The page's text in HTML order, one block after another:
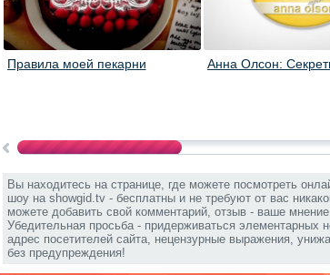
Правила моей пекарни Анна Олсон:
Вы находитесь на странице, где можете посмотреть
шоу на showgid.tv - бесплатны и не требуют от вас
можете добавить свой комментарий, отзыв - ваше
Убедительная просьба - придерживаться элементарных
адрес посетителей сайта, нецензурные выражения,
без предупреждения!